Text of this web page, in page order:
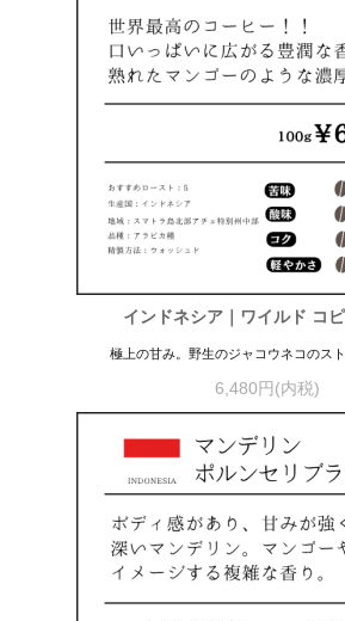
インドネシア｜ワイルド コ
極上の甘み。野生のジャコウネコのスト
6,480円(内税)